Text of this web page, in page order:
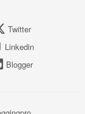
Twitter
Linkedin
Blogger